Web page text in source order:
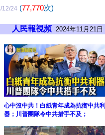
12/24 (77,770次)
人民報視頻 2024年11月21日
心中沒中共！白紙青年成為抗衡中共利
器；川普團隊令中共措手不及；